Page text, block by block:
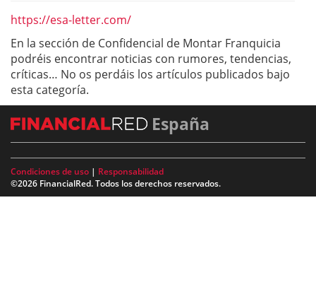
https://esa-letter.com/
En la sección de Confidencial de Montar Franquicia
podréis encontrar noticias con rumores, tendencias,
críticas… No os perdáis los artículos publicados bajo
esta categoría.
España
Condiciones de uso | Responsabilidad
©2026 FinancialRed. Todos los derechos reservados.